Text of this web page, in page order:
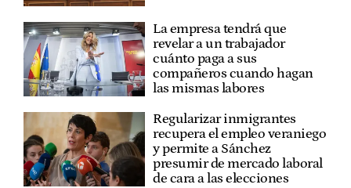
La empresa tendrá que
revelar a un trabajador
cuánto paga a sus
compañeros cuando hagan
las mismas labores
Regularizar inmigrantes
recupera el empleo veraniego
y permite a Sánchez
presumir de mercado laboral
de cara a las elecciones